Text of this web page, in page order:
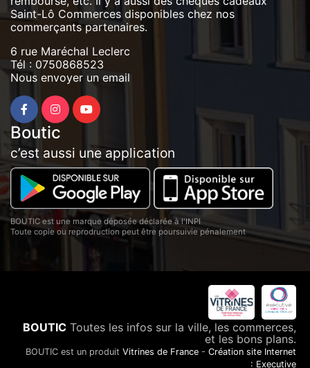
Saint-Lô Commerces disponibles chez nos
commerçants partenaires.
6 rue Maréchal Leclerc
Tél : 0750868523
Nous envoyer un email
Boutic
c’est aussi une application
BOUTIC est une marque déposée déclarée à l'INPI
Toute copie ou reprodruction peut être poursuivie pénalement
BOUTIC Toutes les infos sur la ville, les commerces,
et les bons plans.
BOUTIC est un produit Vitrines de France - Création site Internet
: Executive